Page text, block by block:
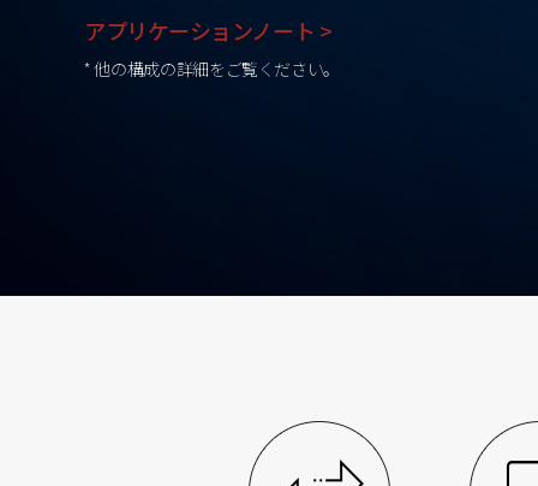
アプリケーションノート >
* 他の構成の詳細をご覧ください。